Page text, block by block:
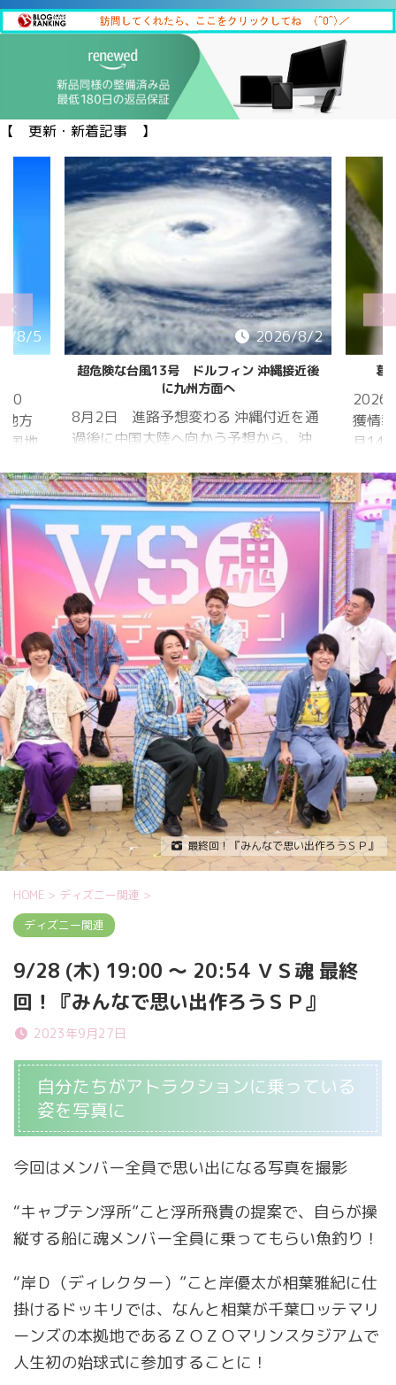
【 更新・新着記事 】
8/5
20
方
国地
地
2026/8/2
超危険な台風13号 ドルフィン 沖縄接近後
に九州方面へ
8月2日 進路予想変わる 沖縄付近を通
過後に中国大陸へ向かう予想から、沖
リカ海洋大気
庁
ヨーロッパ中
期予報センター 気象庁 8月31日
6:00 8月30日 5:20 8月1日に南鳥島
近海で猛烈な勢力へ 台風13号は、今
後、海面水温が29度以上の海域を西進
する見込みで、猛烈な勢力になる見込
み。
葛
2026
獲情
月14
低調
か、
はか
ノコ
た。
いる
冬眠
まし
たコ
リー
最終回！『みんなで思い出作ろうＳＰ』
HOME > ディズニー関連 >
ディズニー関連
9/28 (木) 19:00 ～ 20:54 ＶＳ魂 最終
回！『みんなで思い出作ろうＳＰ』
2023年9月27日
自分たちがアトラクションに乗っている
姿を写真に
今回はメンバー全員で思い出になる写真を撮影
“キャプテン浮所”こと浮所飛貴の提案で、自らが操
縦する船に魂メンバー全員に乗ってもらい魚釣り！
“岸Ｄ（ディレクター）”こと岸優太が相葉雅紀に仕
掛けるドッキリでは、なんと相葉が千葉ロッテマリ
ーンズの本拠地であるＺＯＺＯマリンスタジアムで
人生初の始球式に参加することに！